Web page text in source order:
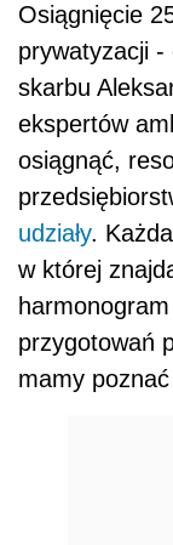
Osiągnięcie
prywatyzacji -
skarbu
ekspertów
osiągnąć,
udziały.
w której
przygotowań
mamy